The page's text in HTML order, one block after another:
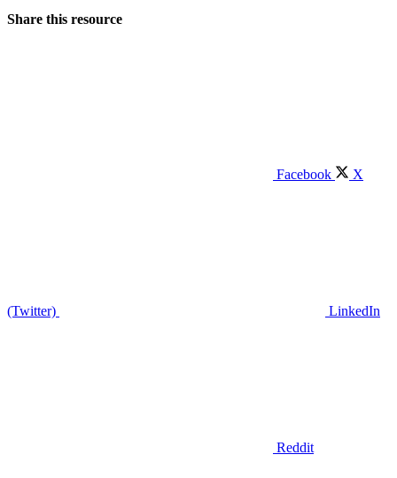
Share this resource
Facebook X
(Twitter) LinkedIn
Reddit